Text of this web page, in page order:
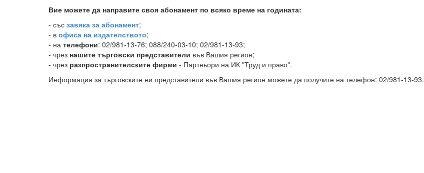
Вие можете да направите своя абонамент по всяко време на годината:
- със завяка за абонамент;
- в офиса на издателството;
- на телефони: 02/981-13-76; 088/240-03-10; 02/981-13-93;
- чрез нашите търговски представители във Вашия регион;
- чрез разпространителските фирми - Партньори на ИК "Труд и право".
Информация за търговските ни представители във Вашия регион можете да получите на телефон: 02/981-13-93.